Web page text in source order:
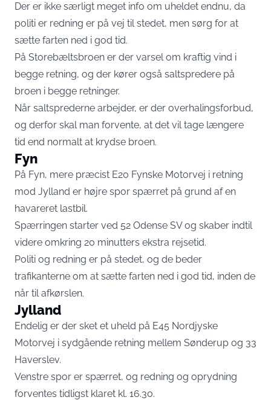
Der er ikke særligt meget info om uheldet endnu, da
politi er redning er på vej til stedet, men sørg for at
sætte farten ned i god tid.
På Storebæltsbroen er der varsel om kraftig vind i
begge retning, og der kører også saltspredere på
broen i begge retninger.
Når saltsprederne arbejder, er der overhalingsforbud,
og derfor skal man forvente, at det vil tage længere
tid end normalt at krydse broen.
Fyn
På Fyn, mere præcist E20 Fynske Motorvej i retning
mod Jylland er højre spor spærret på grund af en
havareret lastbil.
Spærringen starter ved 52 Odense SV og skaber indtil
videre omkring 20 minutters ekstra rejsetid.
Politi og redning er på stedet, og de beder
trafikanterne om at sætte farten ned i god tid, inden de
når til afkørslen.
Jylland
Endelig er der sket et uheld på E45 Nordjyske
Motorvej i sydgående retning mellem Sønderup og 33
Haverslev.
Venstre spor er spærret, og redning og oprydning
forventes tidligst klaret kl. 16.30.